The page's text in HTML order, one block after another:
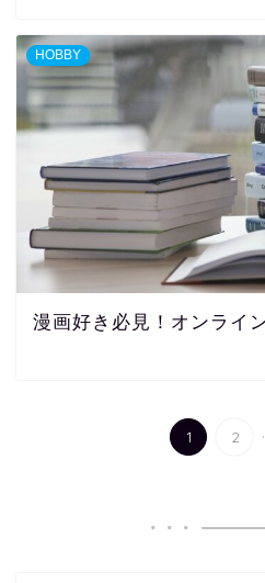
HOBBY
漫画好き必見！オンライ
1 2